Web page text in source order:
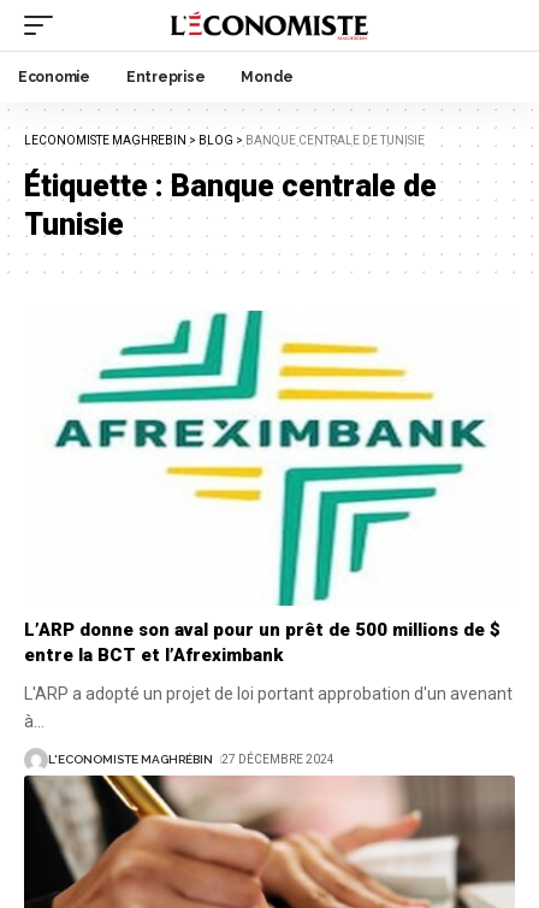
Economie Entreprise Monde
LECONOMISTE MAGHREBIN > BLOG > BANQUE CENTRALE DE TUNISIE
Étiquette :Banque centrale de
Tunisie
L’ARP donne son aval pour un prêt de 500 millions de $
entre la BCT et l’Afreximbank
L'ARP a adopté un projet de loi portant approbation d'un avenant
à
L'ECONOMISTE MAGHRÉBIN 27 DÉCEMBRE 2024